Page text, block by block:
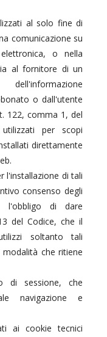
al solo fine di
comunicazione su
o nella
al fornitore di un
o dall'utente
122, comma 1, del
per scopi
direttamente
l'installazione di tali
consenso degli
l'obbligo di dare
del Codice, che il
soltanto tali
che ritiene
di sessione, che
navigazione e
ai cookie tecnici